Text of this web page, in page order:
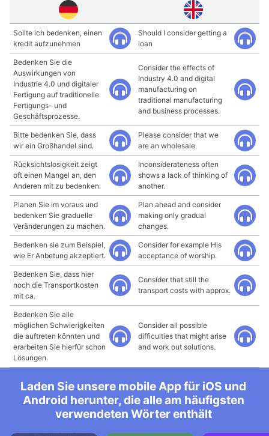
Sollte ich bedenken, einen
kredit aufzunehmen
Should I consider getting a
loan
Bedenken Sie die
Auswirkungen von
Industrie 4.0 und digitaler
Fertigung auf traditionelle
Fertigungs- und
Geschäftsprozesse.
Consider the effects of
Industry 4.0 and digital
manufacturing on
traditional manufacturing
and business processes.
Bitte bedenken Sie, dass
wir ein Großhandel sind.
Please consider that we
are an wholesale.
Rücksichtslosigkeit zeigt
oft einen Mangel an, den
Anderen mit zu bedenken.
Inconsiderateness often
shows a lack of thinking of
another.
Planen Sie im voraus und
bedenken Sie graduelle
Veränderungen zu machen.
Plan ahead and consider
making only gradual
changes.
Bedenken sie zum Beispiel,
wie Er Anbetung akzeptiert.
Consider for example His
acceptance of worship.
Bedenken Sie, dass hier
noch die Transportkosten
mit ca.
Consider that still the
transport costs with approx.
Bedenken Sie alle
möglichen Schwierigkeiten
die auftreten könnten und
erarbeiten Sie hierfür schon
Lösungen.
Consider all possible
difficulties that might arise
and work out solutions.
Laden Sie unsere mobile App für iOS und
Android herunter, die alle am häufigsten
verwendeten Wörter enthält